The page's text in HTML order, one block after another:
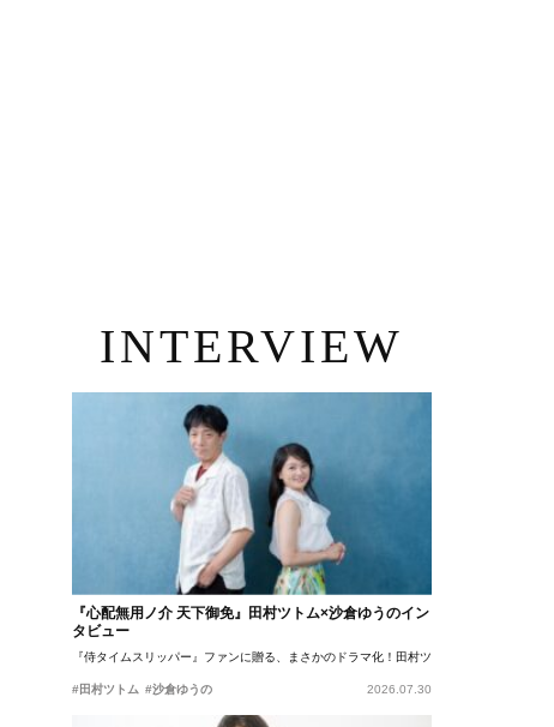
INTERVIEW
『心配無用ノ介 天下御免』田村ツトム×沙倉ゆうのイン
タビュー
『侍タイムスリッパー』ファンに贈る、まさかのドラマ化！田村ツトム×沙倉ゆうのが語
#田村ツトム #沙倉ゆうの 2026.07.30